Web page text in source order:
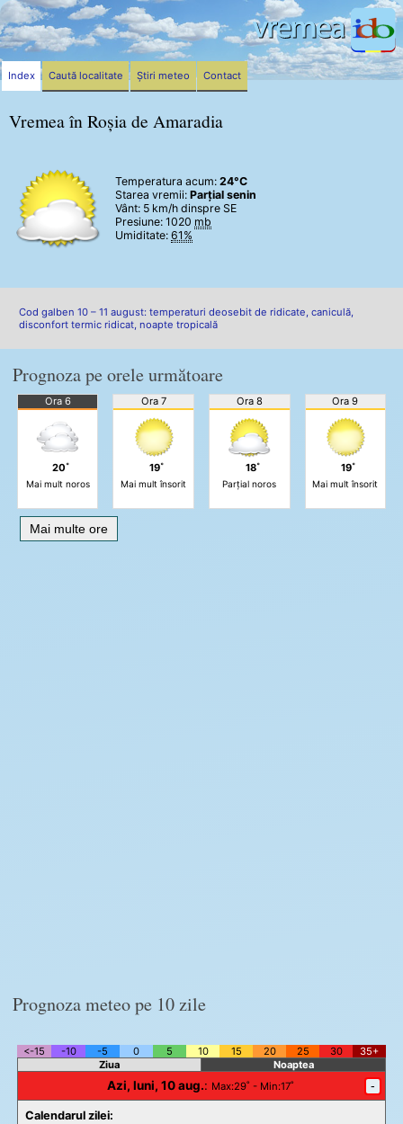
Vremea în Roșia de Amaradia
Temperatura acum: 24°C
Starea vremii: Parțial senin
Vânt: 5 km/h dinspre SE
Presiune: 1020 mb
Umiditate: 61%
Cod galben 10 – 11 august: temperaturi deosebit de ridicate, caniculă,
disconfort termic ridicat, noapte tropicală
Prognoza pe orele următoare
Ora 6
20˚
Mai mult noros
Ora 7
19˚
Mai mult însorit
Ora 8
18˚
Parțial noros
Ora 9
19˚
Mai mult însorit
Mai multe ore
Prognoza meteo pe 10 zile
<-15 -10 -5 0 5 10 15 20 25 30
35+
Ziua
Noaptea
Azi, luni, 10 aug.: Max:29˚ - Min:17˚ -
Calendarul zilei:
Index Caută localitate Știri meteo Contact